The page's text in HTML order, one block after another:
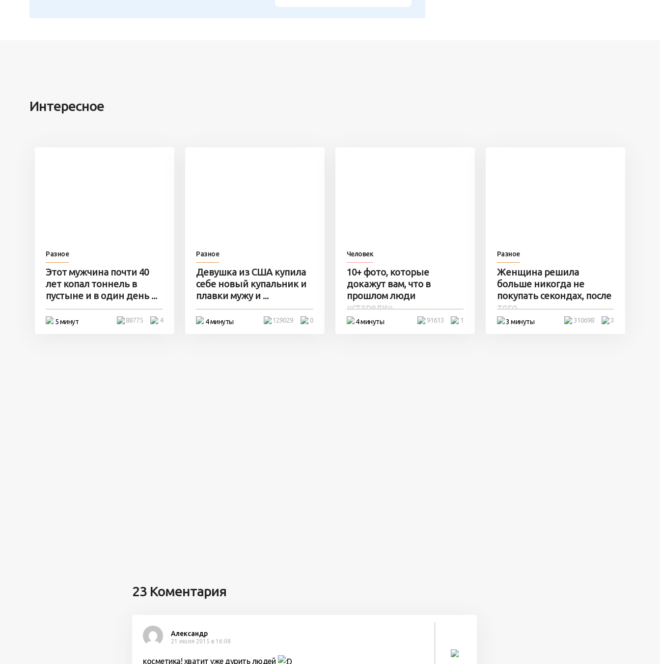
Интересное
Разное
Этот мужчина почти 40
лет копал тоннель в
пустыне и в один день ...
5 минут 4
88775
Разное
Девушка из США купила
себе новый купальник и
плавки мужу и ...
4 минуты 0
129029
Человек
10+ фото, которые
докажут вам, что в
прошлом люди
«старели» ...
4 минуты 1
91613
Разное
Женщина решила
больше никогда не
покупать секондах, после
того ...
3 минуты 3
310698
23 Коментария
Александр
21 июля 2015 в 16:08
косметика! хватит уже дурить людей